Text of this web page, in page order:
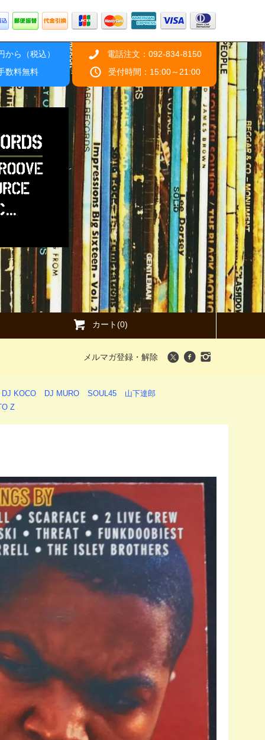
ら（税込）
数料無料
電話注文：092-834-8150
受付時間：15:00～21:00
カート(0)
メルマガ登録・解除
DJ KOCO DJ MURO SOUL45
山下達郎
Z